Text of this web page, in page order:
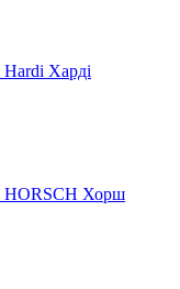
Hardi Харді
HORSCH Хорш